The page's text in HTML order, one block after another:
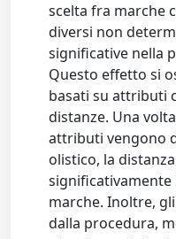
scelta fra marche
diversi non
significative nella
Questo effetto si
basati su attributi
distanze. Una
attributi vengono
olistico, la
marche. Inoltre,
dalla procedura,